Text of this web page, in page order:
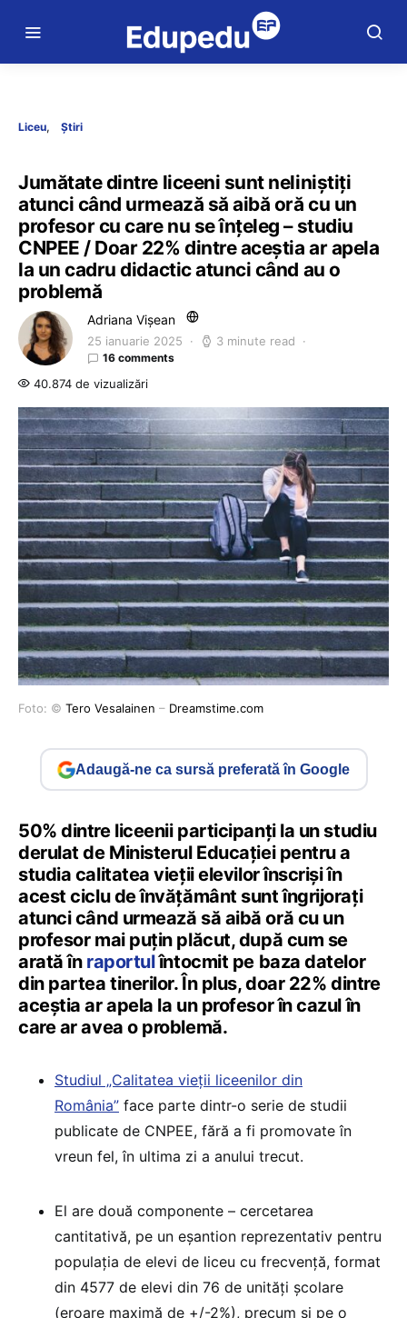
Liceu Știri
Jumătate dintre liceeni sunt neliniștiți
atunci când urmează să aibă oră cu un
profesor cu care nu se înțeleg – studiu
CNPEE / Doar 22% dintre aceștia ar apela
la un cadru didactic atunci când au o
problemă
Adriana Vișean
25 ianuarie 2025 3 minute read
16 comments
40.874 de vizualizări
Foto: © Tero Vesalainen – Dreamstime.com
Adaugă-ne ca sursă preferată în Google
50% dintre liceenii participanți la un studiu
derulat de Ministerul Educației pentru a
studia calitatea vieții elevilor înscriși în
acest ciclu de învățământ sunt îngrijorați
atunci când urmează să aibă oră cu un
profesor mai puțin plăcut, după cum se
arată în raportulîntocmit pe baza datelor
din partea tinerilor. În plus, doar 22% dintre
aceștia ar apela la un profesor în cazul în
care ar avea o problemă.
Studiul „Calitatea vieții liceenilor din
România” face parte dintr-o serie de studii
publicate de CNPEE, fără a fi promovate în
vreun fel, în ultima zi a anului trecut.
El are două componente – cercetarea
cantitativă, pe un eșantion reprezentativ pentru
populația de elevi de liceu cu frecvență, format
din 4577 de elevi din 76 de unități școlare
(eroare maximă de +/-2%), precum și pe o